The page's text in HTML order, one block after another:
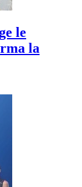
le
la